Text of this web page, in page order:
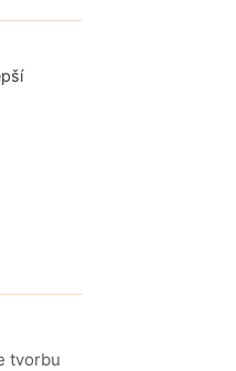
tvorbu